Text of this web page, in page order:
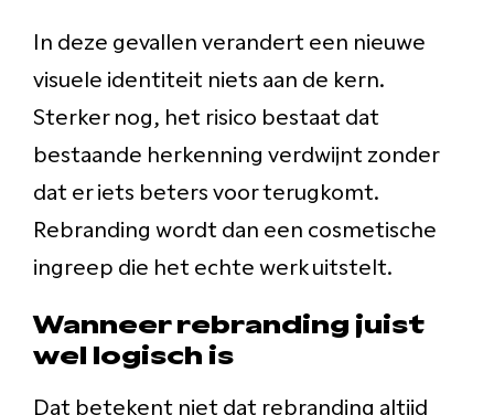
In deze gevallen verandert een nieuwe
visuele identiteit niets aan de kern.
Sterker nog, het risico bestaat dat
bestaande herkenning verdwijnt zonder
dat er iets beters voor terugkomt.
Rebranding wordt dan een cosmetische
ingreep die het echte werk uitstelt.
Wanneer rebranding juist
wel logisch is
Dat betekent niet dat rebranding altijd